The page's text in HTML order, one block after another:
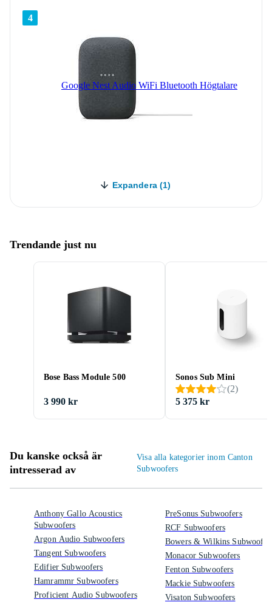
4
Google Nest Audio WiFi Bluetooth Högtalare
Expandera (1)
Trendande just nu
Bose Bass Module 500
3 990 kr
Sonos Sub Mini
(2)
5 375 kr
Du kanske också är
intresserad av
Visa alla kategorier inom Canton
Subwoofers
Anthony Gallo Acoustics
Subwoofers
Argon Audio Subwoofers
Tangent Subwoofers
Edifier Subwoofers
Hamrammr Subwoofers
Proficient Audio Subwoofers
PreSonus Subwoofers
RCF Subwoofers
Bowers & Wilkins
Monacor Subwoofers
Fenton Subwoofers
Mackie Subwoofers
Visaton Subwoofers